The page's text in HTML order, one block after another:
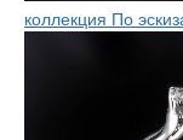
коллекция По